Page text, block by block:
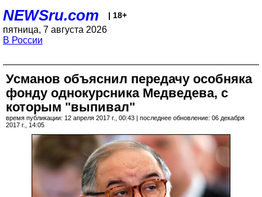
NEWSru.com | 18+
пятница, 7 августа 2026
В России
Усманов объяснил передачу особняка
фонду однокурсника Медведева, с
которым "выпивал"
время публикации: 12 апреля 2017 г., 00:43 | последнее обновление: 06 декабря
2017 г., 14:05